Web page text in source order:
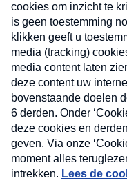
Nieuwsbrief
Neem hier een
nieuwsbrief. Elke